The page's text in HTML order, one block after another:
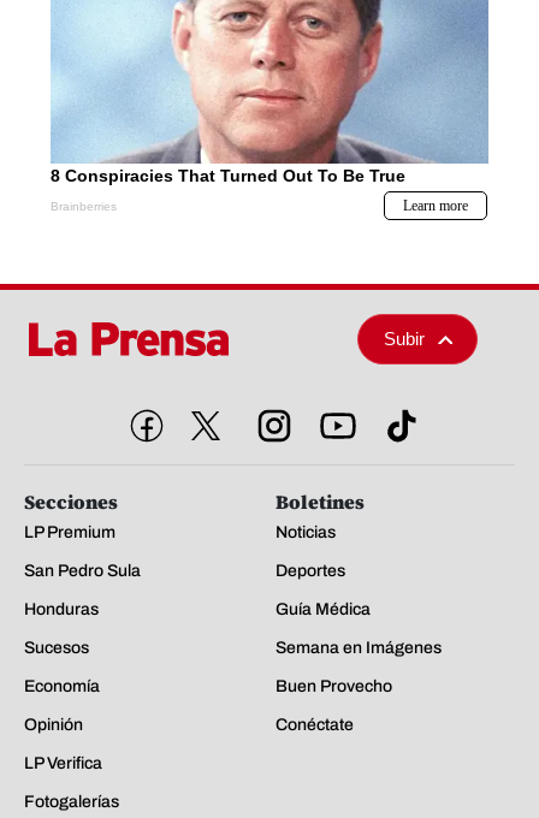
Subir
Secciones
LP Premium
San Pedro Sula
Honduras
Sucesos
Economía
Opinión
LP Verifica
Fotogalerías
Boletines
Noticias
Deportes
Guía Médica
Semana en Imágenes
Buen Provecho
Conéctate